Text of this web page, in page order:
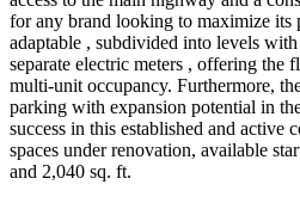
for any brand looking to maximize its
adaptable , subdivided into levels
separate electric meters , offering the
multi-unit occupancy. Furthermore,
parking with expansion potential in
success in this established and active
spaces under renovation, available
and 2,040 sq. ft.